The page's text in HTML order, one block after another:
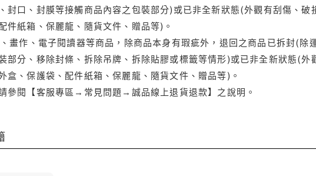
封口、封膜等接觸商品內容之包裝部分)或已非全新狀態(外觀有刮傷、
件紙箱、保麗龍、隨貨文件、贈品等)。
畫作、電子閱讀器等商品，除商品本身有瑕疵外，退回之商品已拆封(
部分、移除封條、拆除吊牌、拆除貼膠或標籤等情形)或已非全新狀態(
盒、保護袋、配件紙箱、保麗龍、隨貨文件、贈品等)。
參閱【客服專區→常見問題→誠品線上退貨退款】之說明。